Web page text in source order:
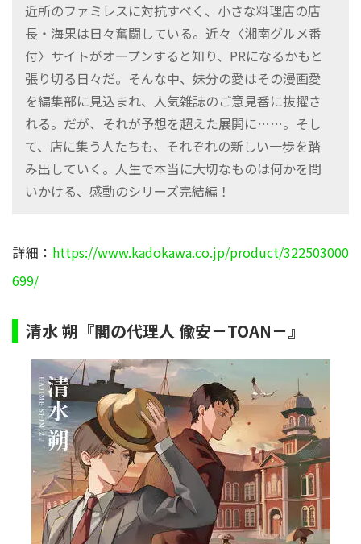
近所のファミレスに対抗すべく、小さな料理店の店
長・海果は日々奮闘している。近々〈湘南グルメ番
付〉サイトがオープンすると知り、PRになるかもと
張り切る日々だ。そんな中、妹分の愛はその漫画愛
を編集部に見込まれ、人気雑誌のご意見番に抜擢さ
れる。だが、それが予想を超えた展開に……。そし
て、店に集う人たちも、それぞれの新しい一歩を踏
み出していく。人生で本当に大切なものは何かを問
いかける、感動のシリーズ完結編！
詳細： https://www.kadokawa.co.jp/product/322503000
699/
清水 朔『闇の代理人 偸安－TOAN－』